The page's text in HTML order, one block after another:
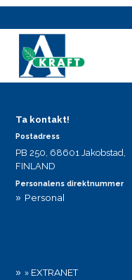
Ta kontakt!
Postadress
PB 250, 68601 Jakobstad,
FINLAND
Personalens direktnummer
Personal
» EXTRANET